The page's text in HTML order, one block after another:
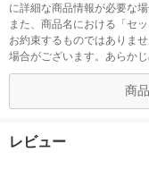
に詳細な商品情報が必要な
また、商品名における「セ
お約束するものではありま
場合がございます。あらかじ
商
レビュー